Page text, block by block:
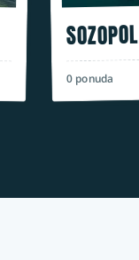
SOZOPOL
0 ponuda